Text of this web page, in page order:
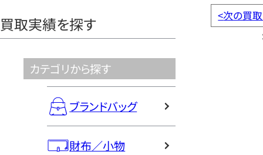
買取実績を探す
カテゴリから探す
ブランドバッグ
財布／小物
<次の買